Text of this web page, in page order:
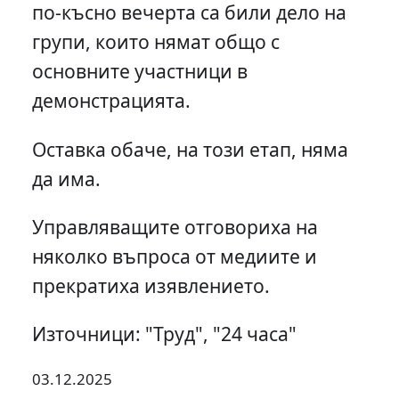
по-късно вечерта са били дело на
групи, които нямат общо с
основните участници в
демонстрацията.
Оставка обаче, на този етап, няма
да има.
Управляващите отговориха на
няколко въпроса от медиите и
прекратиха изявлението.
Източници: "Труд", "24 часа"
03.12.2025